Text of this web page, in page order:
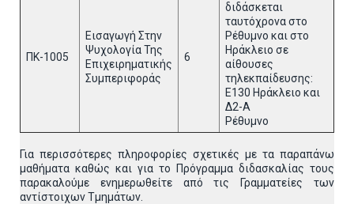
ΠΚ-1005
Εισαγωγή Στην
Ψυχολογία Της
Επιχειρηματικής
Συμπεριφοράς
6
διδάσκεται
ταυτόχρονα στο
Ρέθυμνο και στο
Ηράκλειο σε
αίθουσες
τηλεκπαίδευσης:
Ε130 Ηράκλειο και
Δ2-Α
Ρέθυμνο
Για περισσότερες πληροφορίες σχετικές με τα παραπάνω
μαθήματα καθώς και για το Πρόγραμμα διδασκαλίας τους
παρακαλούμε ενημερωθείτε από τις Γραμματείες των
αντίστοιχων Τμημάτων.